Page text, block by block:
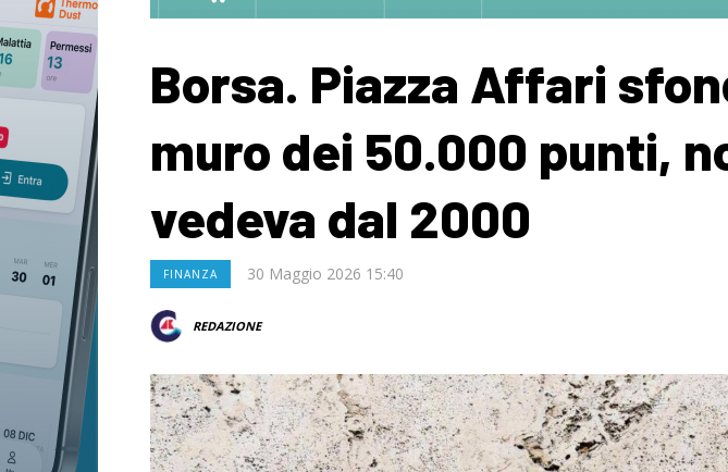
Borsa. Piazza Affari
muro dei 50.000 punti,
vedeva dal 2000
FINANZA 30 Maggio 2026 15:40
REDAZIONE